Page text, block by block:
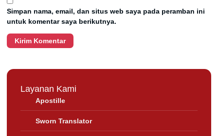
Simpan nama, email, dan situs web saya pada peramban ini
untuk komentar saya berikutnya.
Layanan Kami
Apostille
Sworn Translator